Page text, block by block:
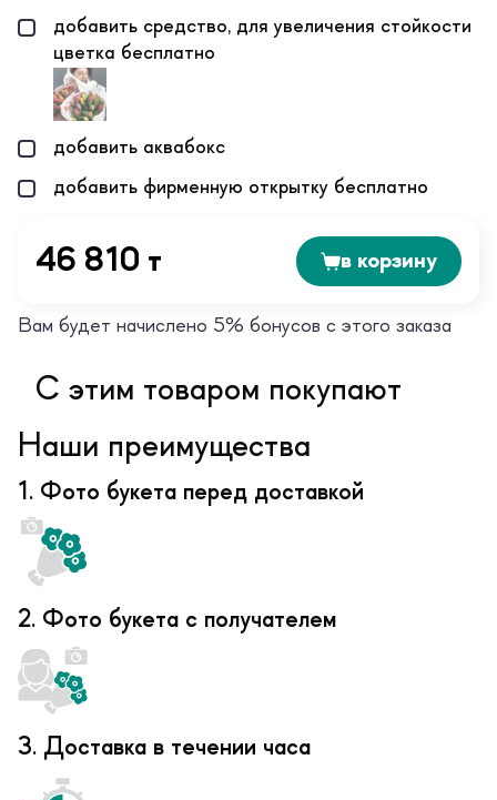
добавить средство, для увеличения стойкости
цветка бесплатно
добавить аквабокс
добавить фирменную открытку бесплатно
46 810 т в корзину
Вам будет начислено 5% бонусов с этого заказа
С этим товаром покупают
Наши преимущества
1. Фото букета перед доставкой
2. Фото букета с получателем
3. Доставка в течении часа